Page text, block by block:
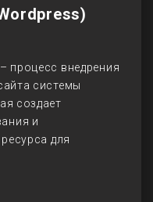
процесс внедрения
системы
создает
и
для